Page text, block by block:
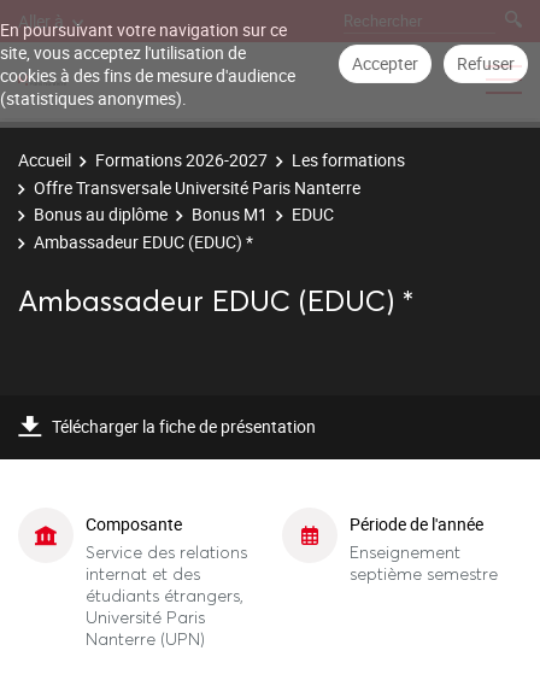
En poursuivant votre navigation sur ce
site, vous acceptez l'utilisation de
cookies à des fins de mesure d'audience
(statistiques anonymes).
Accepter Refuser
Aller à
Accueil Formations 2026-2027
Les formations
Offre Transversale Université Paris Nanterre
Bonus au diplôme
Bonus M1
EDUC
Ambassadeur EDUC (EDUC) *
Ambassadeur EDUC (EDUC) *
Télécharger la fiche de présentation
Composante
Service des relations
internat et des
étudiants étrangers,
Université Paris
Nanterre (UPN)
Période de l'année
Enseignement
septième semestre